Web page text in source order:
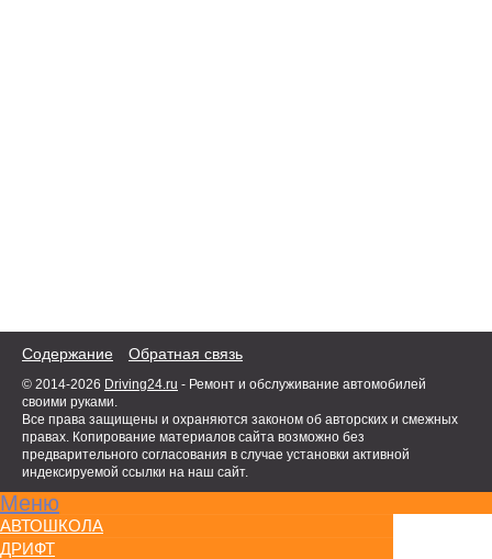
Содержание Обратная связь
© 2014-2026 Driving24.ru - Ремонт и обслуживание автомобилей
своими руками.
Все права защищены и охраняются законом об авторских и смежных
правах. Копирование материалов сайта возможно без
предварительного согласования в случае установки активной
индексируемой ссылки на наш сайт.
Меню
АВТОШКОЛА
ДРИФТ